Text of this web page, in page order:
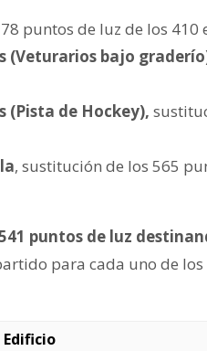
puntos de luz de los 410
(Veturarios bajo
(Pista de Hockey),
, sustitución de los 565
puntos de luz
para cada uno de
Edificio